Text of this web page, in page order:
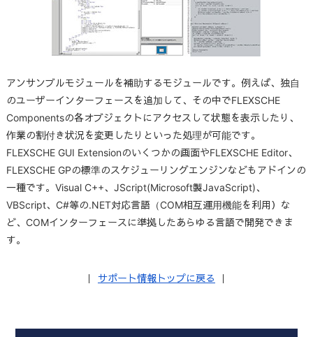
アンサンブルモジュールを補助するモジュールです。例えば、独自
のユーザーインターフェースを追加して、その中でFLEXSCHE
Componentsの各オブジェクトにアクセスして状態を表示したり、
作業の割付き状況を変更したりといった処理が可能です。
FLEXSCHE GUI Extensionのいくつかの画面やFLEXSCHE Editor、
FLEXSCHE GPの標準のスケジューリングエンジンなどもアドインの
一種です。Visual C++、JScript(Microsoft製JavaScript)、
VBScript、C#等の.NET対応言語（COM相互運用機能を利用）な
ど、COMインターフェースに準拠したあらゆる言語で開発できま
す。
｜ サポート情報トップに戻る ｜